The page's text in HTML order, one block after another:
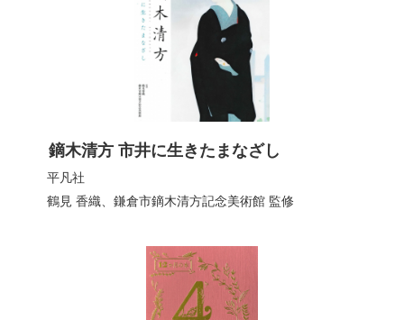
鏑木清方 市井に生きたまなざし
平凡社
鶴見 香織、 鎌倉市鏑木清方記念美術館監修